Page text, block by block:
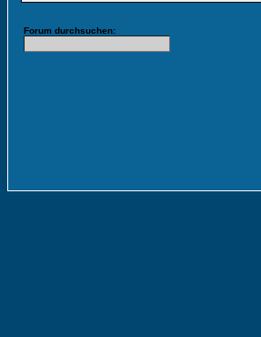
Forum durchsuchen: